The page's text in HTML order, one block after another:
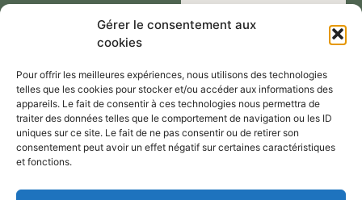
Gérer le consentement aux
cookies
Pour offrir les meilleures expériences, nous utilisons des technologies
telles que les cookies pour stocker et/ou accéder aux informations des
appareils. Le fait de consentir à ces technologies nous permettra de
traiter des données telles que le comportement de navigation ou les ID
uniques sur ce site. Le fait de ne pas consentir ou de retirer son
consentement peut avoir un effet négatif sur certaines caractéristiques
et fonctions.
CONTACT